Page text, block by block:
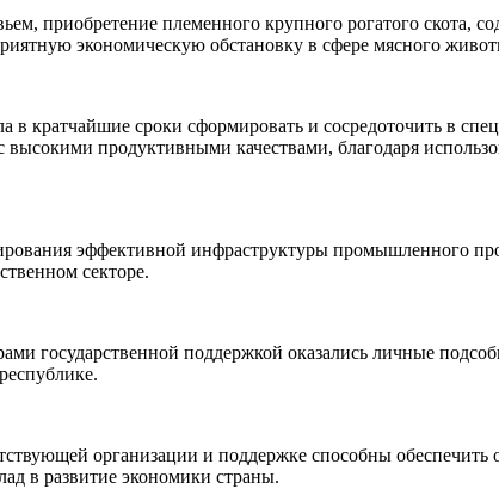
приобретение племенного крупного рогатого скота,
экономическую обстановку в сфере мясного
кратчайшие сроки сформировать и сосредоточить в
высокими продуктивными качествами, благодаря
эффективной инфраструктуры промышленного
секторе.
государственной поддержкой оказались личные
организации и поддержке способны
в развитие экономики страны.